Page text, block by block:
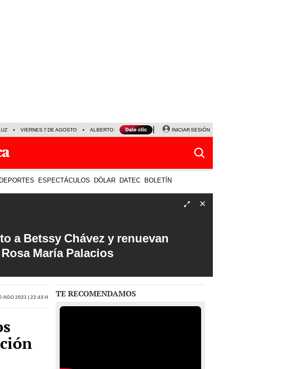
VIERNES 7 DE AGOSTO ALBERTO BENAVIDES NALDY SALDAÑA
INICIAR SESIÓN
DEPORTES ESPECTÁCULOS DÓLAR DATEC BOLETÍN
a Betssy Chávez y renuevan
María Palacios
Ago 2021 | 22:43 h TE RECOMENDAMOS